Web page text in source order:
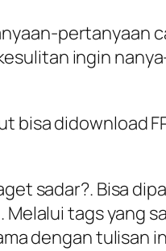
pertanyaan
ingin
bisa didownload
sadar?. Bisa
tags yang
dengan tulisan